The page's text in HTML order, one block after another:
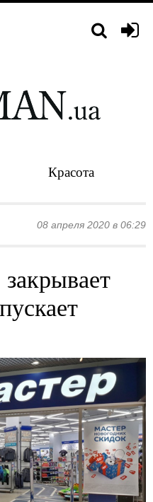
Красота
08 апреля 2020 в 06:29